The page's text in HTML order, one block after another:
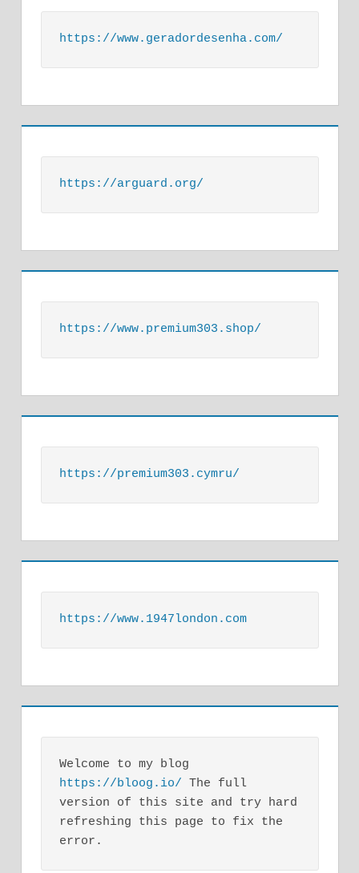
https://www.geradordesenha.com/
https://arguard.org/
https://www.premium303.shop/
https://premium303.cymru/
https://www.1947london.com
https://bloog.io/ The full
version of this site and try hard
refreshing this page to fix the
error.